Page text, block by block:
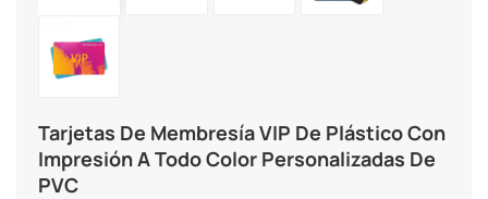
Tarjetas De Membresía VIP De Plástico Con
Impresión A Todo Color Personalizadas De
PVC